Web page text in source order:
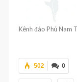
Kênh đào Phù Nam
0
502